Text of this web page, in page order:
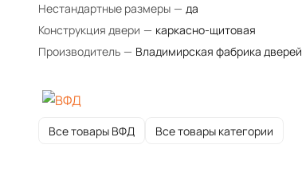
Нестандартные размеры — да
Конструкция двери — каркасно-щитовая
Производитель — Владимирская фабрика дверей
Все товары ВФД Все товары категории